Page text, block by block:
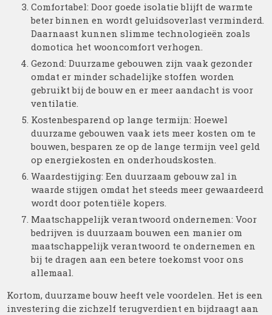
Comfortabel: Door goede isolatie blijft de warmte
beter binnen en wordt geluidsoverlast verminderd.
Daarnaast kunnen slimme technologieën zoals
domotica het wooncomfort verhogen.
Gezond: Duurzame gebouwen zijn vaak gezonder
omdat er minder schadelijke stoffen worden
gebruikt bij de bouw en er meer aandacht is voor
ventilatie.
Kostenbesparend op lange termijn: Hoewel
duurzame gebouwen vaak iets meer kosten om te
bouwen, besparen ze op de lange termijn veel geld
op energiekosten en onderhoudskosten.
Waardestijging: Een duurzaam gebouw zal in
waarde stijgen omdat het steeds meer gewaardeerd
wordt door potentiële kopers.
Maatschappelijk verantwoord ondernemen: Voor
bedrijven is duurzaam bouwen een manier om
maatschappelijk verantwoord te ondernemen en
bij te dragen aan een betere toekomst voor ons
allemaal.
Kortom, duurzame bouw heeft vele voordelen. Het is een
investering die zichzelf terugverdient en bijdraagt aan